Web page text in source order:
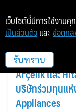
อิสตันบูลและ
Arçelik และ
บริษัทร่วมทุนแ
Appliances
เว็บไซต์นี้มีการใช้งานคุ
เป็นส่วนตัว และ ข้อตกล
รับทราบ